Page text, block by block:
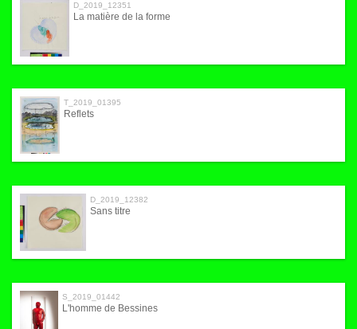
D_2019_12351
La matière de la forme
T_2019_01395
Reflets
D_2019_12382
Sans titre
S_2019_01442
L'homme de Bessines